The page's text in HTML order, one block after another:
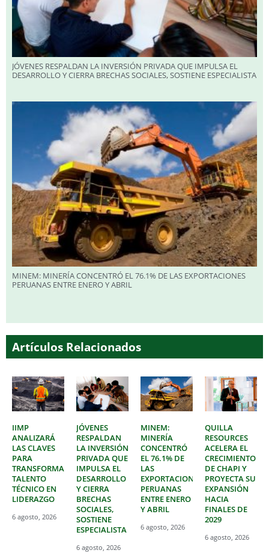
JÓVENES RESPALDAN LA INVERSIÓN PRIVADA QUE IMPULSA EL
DESARROLLO Y CIERRA BRECHAS SOCIALES, SOSTIENE ESPECIALISTA
MINEM: MINERÍA CONCENTRÓ EL 76.1% DE LAS EXPORTACIONES
PERUANAS ENTRE ENERO Y ABRIL
Artículos Relacionados
IIMP
ANALIZARÁ
LAS CLAVES
PARA
TRANSFORMAR
TALENTO
TÉCNICO EN
LIDERAZGO
6 agosto, 2026
JÓVENES
RESPALDAN
LA INVERSIÓN
PRIVADA QUE
IMPULSA EL
DESARROLLO
Y CIERRA
BRECHAS
SOCIALES,
SOSTIENE
ESPECIALISTA
6 agosto, 2026
MINEM:
MINERÍA
CONCENTRÓ
EL 76.1% DE
LAS
EXPORTACIONES
PERUANAS
ENTRE ENERO
Y ABRIL
6 agosto, 2026
QUILLA
RESOURCES
ACELERA EL
CRECIMIENTO
DE CHAPI Y
PROYECTA SU
EXPANSIÓN
HACIA
FINALES DE
2029
6 agosto, 2026